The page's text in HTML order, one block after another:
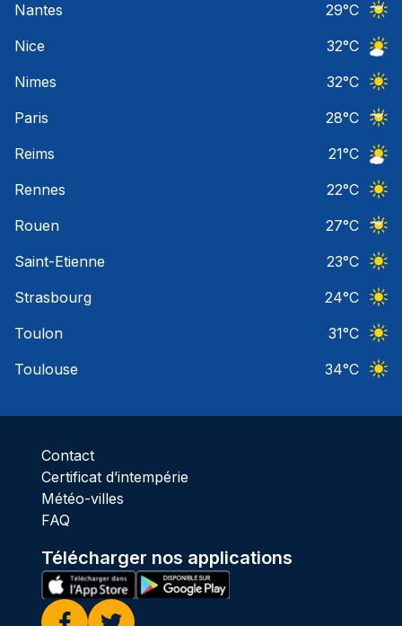
Nantes
29°C
Nice
32°C
Nimes
32°C
Paris
28°C
Reims
21°C
Rennes
22°C
Rouen
27°C
Saint-Etienne
23°C
Strasbourg
24°C
Toulon
31°C
Toulouse
34°C
Contact
Certificat d’intempérie
Météo-villes
FAQ
Télécharger nos applications